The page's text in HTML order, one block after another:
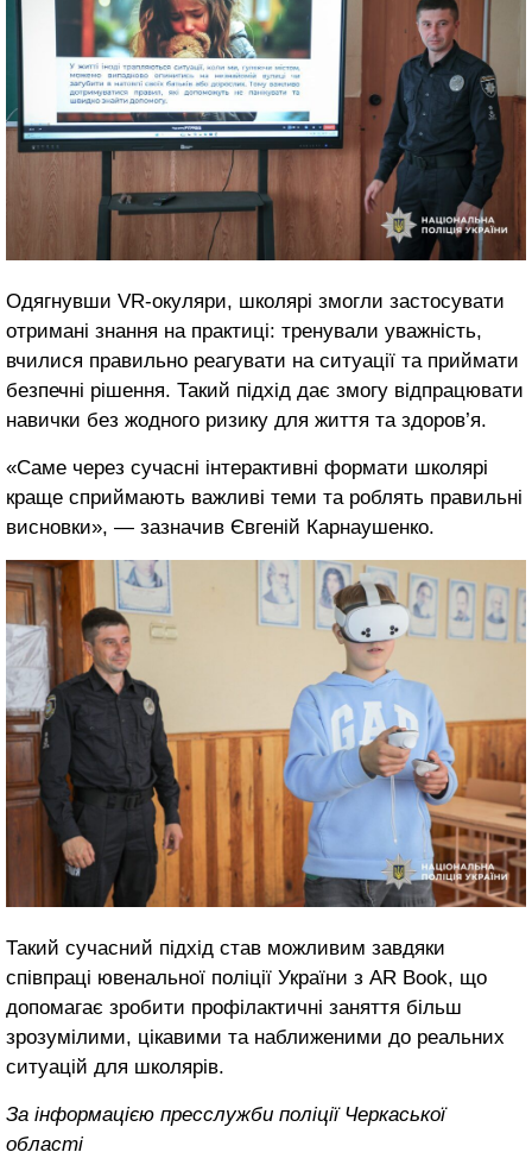
Одягнувши VR-окуляри, школярі змогли застосувати
отримані знання на практиці: тренували уважність,
вчилися правильно реагувати на ситуації та приймати
безпечні рішення. Такий підхід дає змогу відпрацювати
навички без жодного ризику для життя та здоров’я.
«Саме через сучасні інтерактивні формати школярі
краще сприймають важливі теми та роблять правильні
висновки», — зазначив Євгеній Карнаушенко.
Такий сучасний підхід став можливим завдяки
співпраці ювенальної поліції України з AR Book, що
допомагає зробити профілактичні заняття більш
зрозумілими, цікавими та наближеними до реальних
ситуацій для школярів.
За інформацією пресслужби поліції Черкаської
області